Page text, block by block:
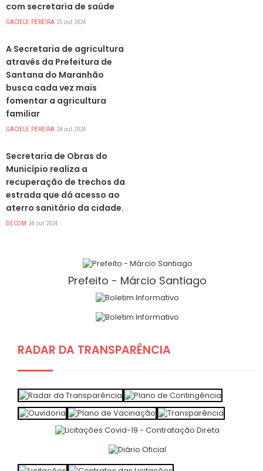
com secretaria de saúde
GACIELE PEREIRA 25 out 2024
A Secretaria de agricultura
através da Prefeitura de
Santana do Maranhão
busca cada vez mais
fomentar a agricultura
familiar
GACIELE PEREIRA 24 out 2024
Secretaria de Obras do
Município realiza a
recuperação de trechos da
estrada que dá acesso ao
aterro sanitário da cidade.
DECOM 24 out 2024
Prefeito - Márcio Santiago
RADAR DA TRANSPARÊNCIA